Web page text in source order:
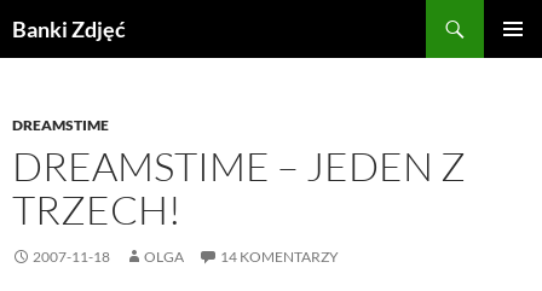
doBanki Zdjęć
DREAMSTIME
DREAMSTIME – JEDEN Z
TRZECH!
2007-11-18 OLGA 14 KOMENTARZY